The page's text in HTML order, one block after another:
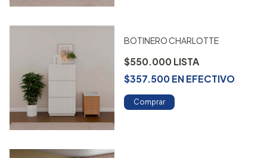
BOTINERO CHARLOTTE
$550.000
$357.500ENEFECTIVO
Comprar